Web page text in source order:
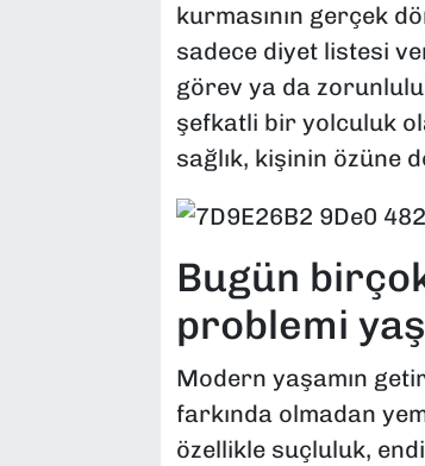
kurmasının gerçek
sadece diyet listesi
görev ya da
şefkatli bir yolculuk
sağlık, kişinin özüne
Bugün
problemi
Modern yaşamın
farkında olmadan
özellikle suçluluk,